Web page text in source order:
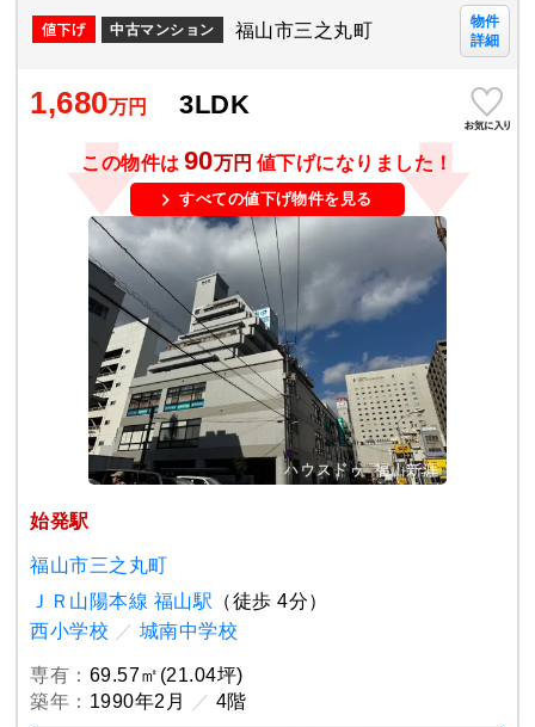
中古マンション 福山市三之丸町
物件
詳細
1,680万円 3LDK
この物件は 90万円 値下げになりました！
すべての値下げ物件を見る
始発駅
福山市三之丸町
ＪＲ山陽本線 福山駅 （徒歩 4分）
西小学校 ／ 城南中学校
専有： 69.57㎡(21.04坪)
築年： 1990年2月 ／ 4階